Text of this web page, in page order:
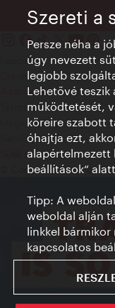
Kapcsolat
Credits
Adatvédelmi nyilatkozat
Terms of Use
Megközelíthetőség
Sajtókapcsolat
Sütik beállítása
© Copyright
Szereti a
Persze néha a
úgy nevezett
legjobb
Lehetővé teszik
működtetését,
köreire szabott
óhajtja ezt,
alapértelmezett
beállítások“
Tipp: A
weboldal alján
linkkel
kapcsolatos